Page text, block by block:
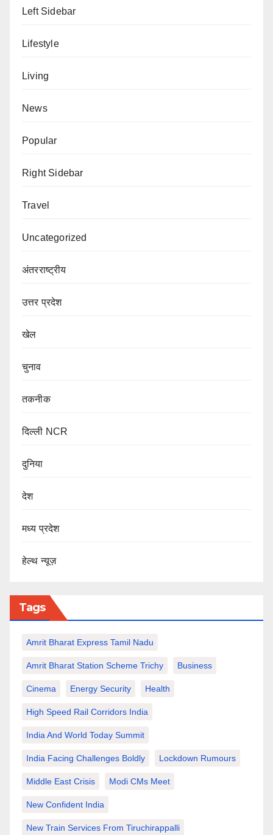
Left Sidebar
Lifestyle
Living
News
Popular
Right Sidebar
Travel
Uncategorized
अंतरराष्ट्रीय
उत्तर प्रदेश
खेल
चुनाव
तकनीक
दिल्ली NCR
दुनिया
देश
मध्य प्रदेश
हेल्थ न्यूज़
Tags
Amrit Bharat Express Tamil Nadu
Amrit Bharat Station Scheme Trichy Business
Cinema Energy Security Health
High Speed Rail Corridors India
India And World Today Summit
India Facing Challenges Boldly Lockdown Rumours
Middle East Crisis Modi CMs Meet
New Confident India
New Train Services From Tiruchirappalli